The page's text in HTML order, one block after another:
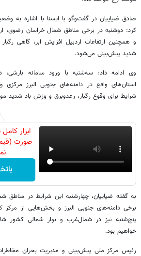
صادق ضیاییان در گفت‌وگو با ایسنا با اشاره به
کرد: دوشنبه در برخی مناطق شمال خراسان رضوی،
و همچنین ارتفاعات اردبیل افزایش ابر، گاهی
شدید پیش‌بینی می‌شود.
وی ادامه داد: سه‌شنبه با ورود سامانه
استان‌های واقع در دامنه‌های جنوبی البرز
شرایط برای وقوع رگبار، رعدوبرق و وزش باد شدید
ابزار
صورت
به گفته ضیاییان، چهارشنبه این شرایط در مناطق
برخی دامنه‌های جنوبی البرز و بخش‌هایی از
پنج‌شنبه نیز در شمال‌غرب و نوار شمالی کشور
خواهیم بود.
رئیس مرکز ملی پیش‌بینی و مدیریت بحران